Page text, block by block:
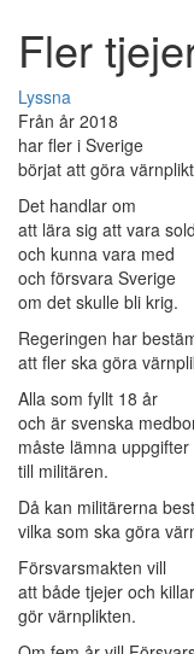
Fler
Lyssna
Från år 2018
har fler i Sverige
börjat att göra
Det handlar om
att lära sig att vara
och kunna vara med
och försvara Sverige
om det skulle bli krig.
Regeringen har
att fler ska göra
Alla som fyllt 18 år
och är svenska
måste lämna
till militären.
Då kan militärerna
vilka som ska göra
Försvarsmakten vill
att både tjejer och killar
gör värnplikten.